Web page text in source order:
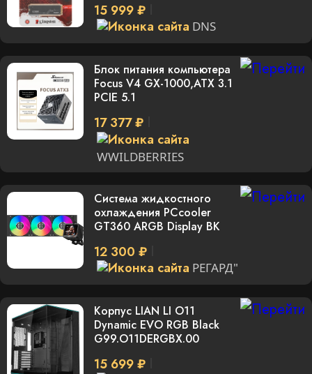
15 999 ₽
DNS
Блок питания компьютера
Focus V4 GX-1000,ATX 3.1
PCIE 5.1
17 377 ₽
WWILDBERRIES
Система жидкостного
охлаждения PCcooler
GT360 ARGB Display BK
12 300 ₽
РЕГАРД"
Корпус LIAN LI O11
Dynamic EVO RGB Black
G99.O11DERGBX.00
15 699 ₽